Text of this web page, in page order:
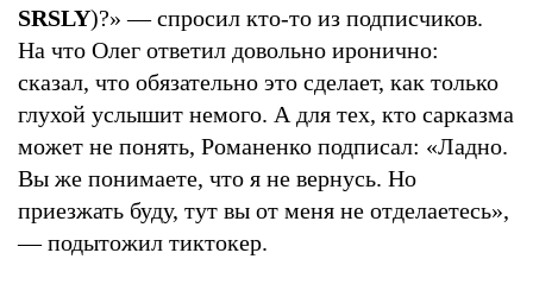
SRSLY)?» — спросил кто-то из подписчиков.
На что Олег ответил довольно иронично:
сказал, что обязательно это сделает, как только
глухой услышит немого. А для тех, кто сарказма
может не понять, Романенко подписал: «Ладно.
Вы же понимаете, что я не вернусь. Но
приезжать буду, тут вы от меня не отделаетесь»,
— подытожил тиктокер.